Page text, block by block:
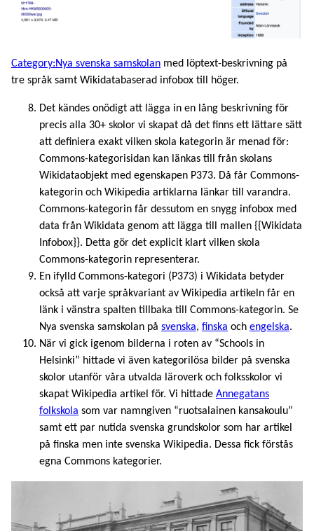
Category:Nya svenska samskolan med löptext-beskrivning på
tre språk samt Wikidatabaserad infobox till höger.
Det kändes onödigt att lägga in en lång beskrivning för
precis alla 30+ skolor vi skapat då det finns ett lättare sätt
att definiera exakt vilken skola kategorin är menad för:
Commons-kategorisidan kan länkas till från skolans
Wikidataobjekt med egenskapen P373. Då får Commons-
kategorin och Wikipedia artiklarna länkar till varandra.
Commons-kategorin får dessutom en snygg infobox med
data från Wikidata genom att lägga till mallen {{Wikidata
Infobox}}. Detta gör det explicit klart vilken skola
Commons-kategorin representerar.
En ifylld Commons-kategori (P373) i Wikidata betyder
också att varje språkvariant av Wikipedia artikeln får en
länk i vänstra spalten tillbaka till Commons-kategorin. Se
Nya svenska samskolan på svenska, finska och engelska.
När vi gick igenom bilderna i roten av “Schools in
Helsinki” hittade vi även kategorilösa bilder på svenska
skolor utanför våra utvalda läroverk och folksskolor vi
skapat Wikipedia artikel för. Vi hittade Annegatans
folkskola som var namngiven “ruotsalainen kansakoulu”
samt ett par nutida svenska grundskolor som har artikel
på finska men inte svenska Wikipedia. Dessa fick förstås
egna Commons kategorier.